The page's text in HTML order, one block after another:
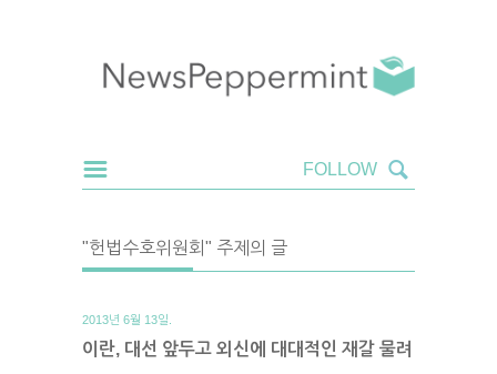
"헌법수호위원회" 주제의 글
2013년 6월 13일.
이란, 대선 앞두고 외신에 대대적인 재갈 물려